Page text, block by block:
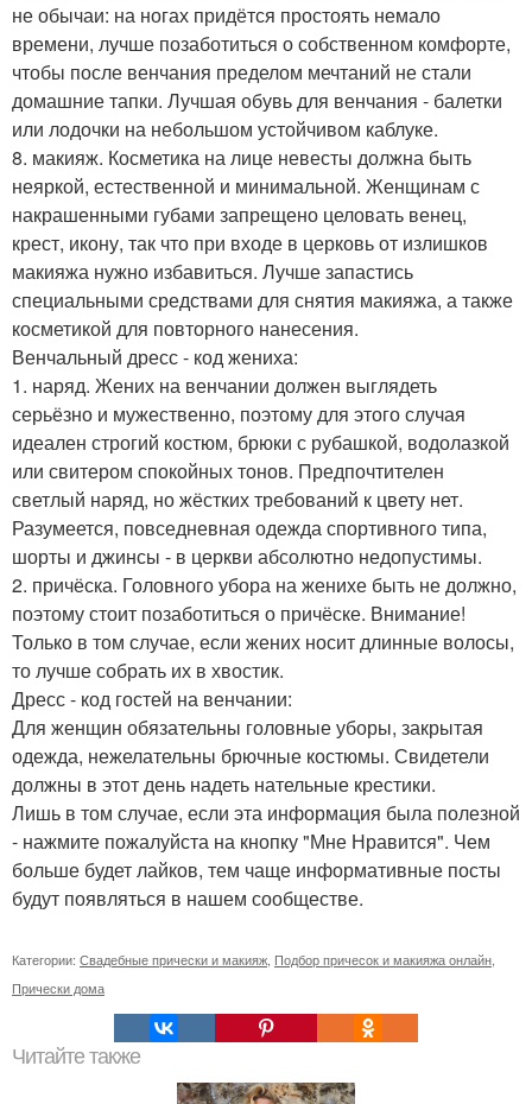
не обычаи: на ногах придётся простоять немало
времени, лучше позаботиться о собственном комфорте,
чтобы после венчания пределом мечтаний не стали
домашние тапки. Лучшая обувь для венчания - балетки
или лодочки на небольшом устойчивом каблуке.
8. макияж. Косметика на лице невесты должна быть
неяркой, естественной и минимальной. Женщинам с
накрашенными губами запрещено целовать венец,
крест, икону, так что при входе в церковь от излишков
макияжа нужно избавиться. Лучше запастись
специальными средствами для снятия макияжа, а также
косметикой для повторного нанесения.
Венчальный дресс - код жениха:
1. наряд. Жених на венчании должен выглядеть
серьёзно и мужественно, поэтому для этого случая
идеален строгий костюм, брюки с рубашкой, водолазкой
или свитером спокойных тонов. Предпочтителен
светлый наряд, но жёстких требований к цвету нет.
Разумеется, повседневная одежда спортивного типа,
шорты и джинсы - в церкви абсолютно недопустимы.
2. причёска. Головного убора на женихе быть не должно,
поэтому стоит позаботиться о причёске. Внимание!
Только в том случае, если жених носит длинные волосы,
то лучше собрать их в хвостик.
Дресс - код гостей на венчании:
Для женщин обязательны головные уборы, закрытая
одежда, нежелательны брючные костюмы. Свидетели
должны в этот день надеть нательные крестики.
Лишь в том случае, если эта информация была полезной
- нажмите пожалуйста на кнопку "Мне Нравится". Чем
больше будет лайков, тем чаще информативные посты
будут появляться в нашем сообществе.
Категории: Свадебные прически и макияж Подбор причесок и макияжа онлайн
Прически дома
Читайте также